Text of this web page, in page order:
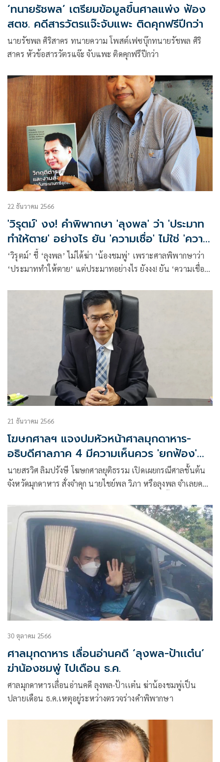
‘ทนายรัชพล’ เตรียมข้อมูลขึ้นศาลแพ่ง ฟ้อง
สตช. คดีสารวัตรแจ๊ะจับแพะ ติดคุกฟรีปีกว่า
นายรัชพล ศิริสาคร ทนายความ โพสต์เฟซบุ๊กทนายรัชพล ศิริ
สาคร หัวข้อสารวัตรแจ๊ะ จับแพะ ติดคุกฟรีปีกว่า
22 ธันวาคม 2566
'วิรุตม์' งง! คำพิพากษา 'ลุงพล' ว่า 'ประมาท
ทำให้ตาย' อย่างไร ยัน 'ความเชื่อ' ไม่ใช่ 'ความ
จริง'
‘วิรุตม์’ ชี้ ‘ลุงพล’ ไม่ได้ฆ่า ‘น้องชมพู่’ เพราะศาลพิพากษาว่า
‘ประมาททำให้ตาย’ แต่ประมาทอย่างไร ยังงง! ยัน ‘ความเชื่อ’
พิพากษาและหัวหน้าศาลฯก็ยังมี ‘ความสงสัย’ให้ยกฟ้อง
21 ธันวาคม 2566
โฆษกศาลฯ แจงปมหัวหน้าศาลมุกดาหาร-
อธิบดีศาลภาค 4 มีความเห็นควร 'ยกฟ้อง'
ลุงพล
นายสรวิศ ลิมปรังษี โฆษกศาลยุติธรรม เปิดเผยกรณีศาลชั้นต้น
จังหวัดมุกดาหาร สั่งจำคุก นายไชย์พล วิภา หรือลุงพล จำเลยคดี
กฎหมาย ส่วนที่อธิบดีผู้พิพากษาภาค 4 และผู้พิพากษาหัวหน้า
ศาล ที่ตรวจสำนวนแล้วเห็นว่าควรยกฟ้อง(เห็นแย้ง)​
30 ตุลาคม 2566
ศาลมุกดาหาร เลื่อนอ่านคดี ‘ลุงพล-ป้าเเต๋น’
ฆ่าน้องชมพู่ ไปเดือน ธ.ค.
ศาลมุกดาหารเลื่อนอ่านคดี ลุงพล-ป้าเเต๋น ฆ่าน้องชมพู่เป็น
ปลายเดือน ธ.ค.เหตุอยู่ระหว่างตรวจร่างคำพิพากษา